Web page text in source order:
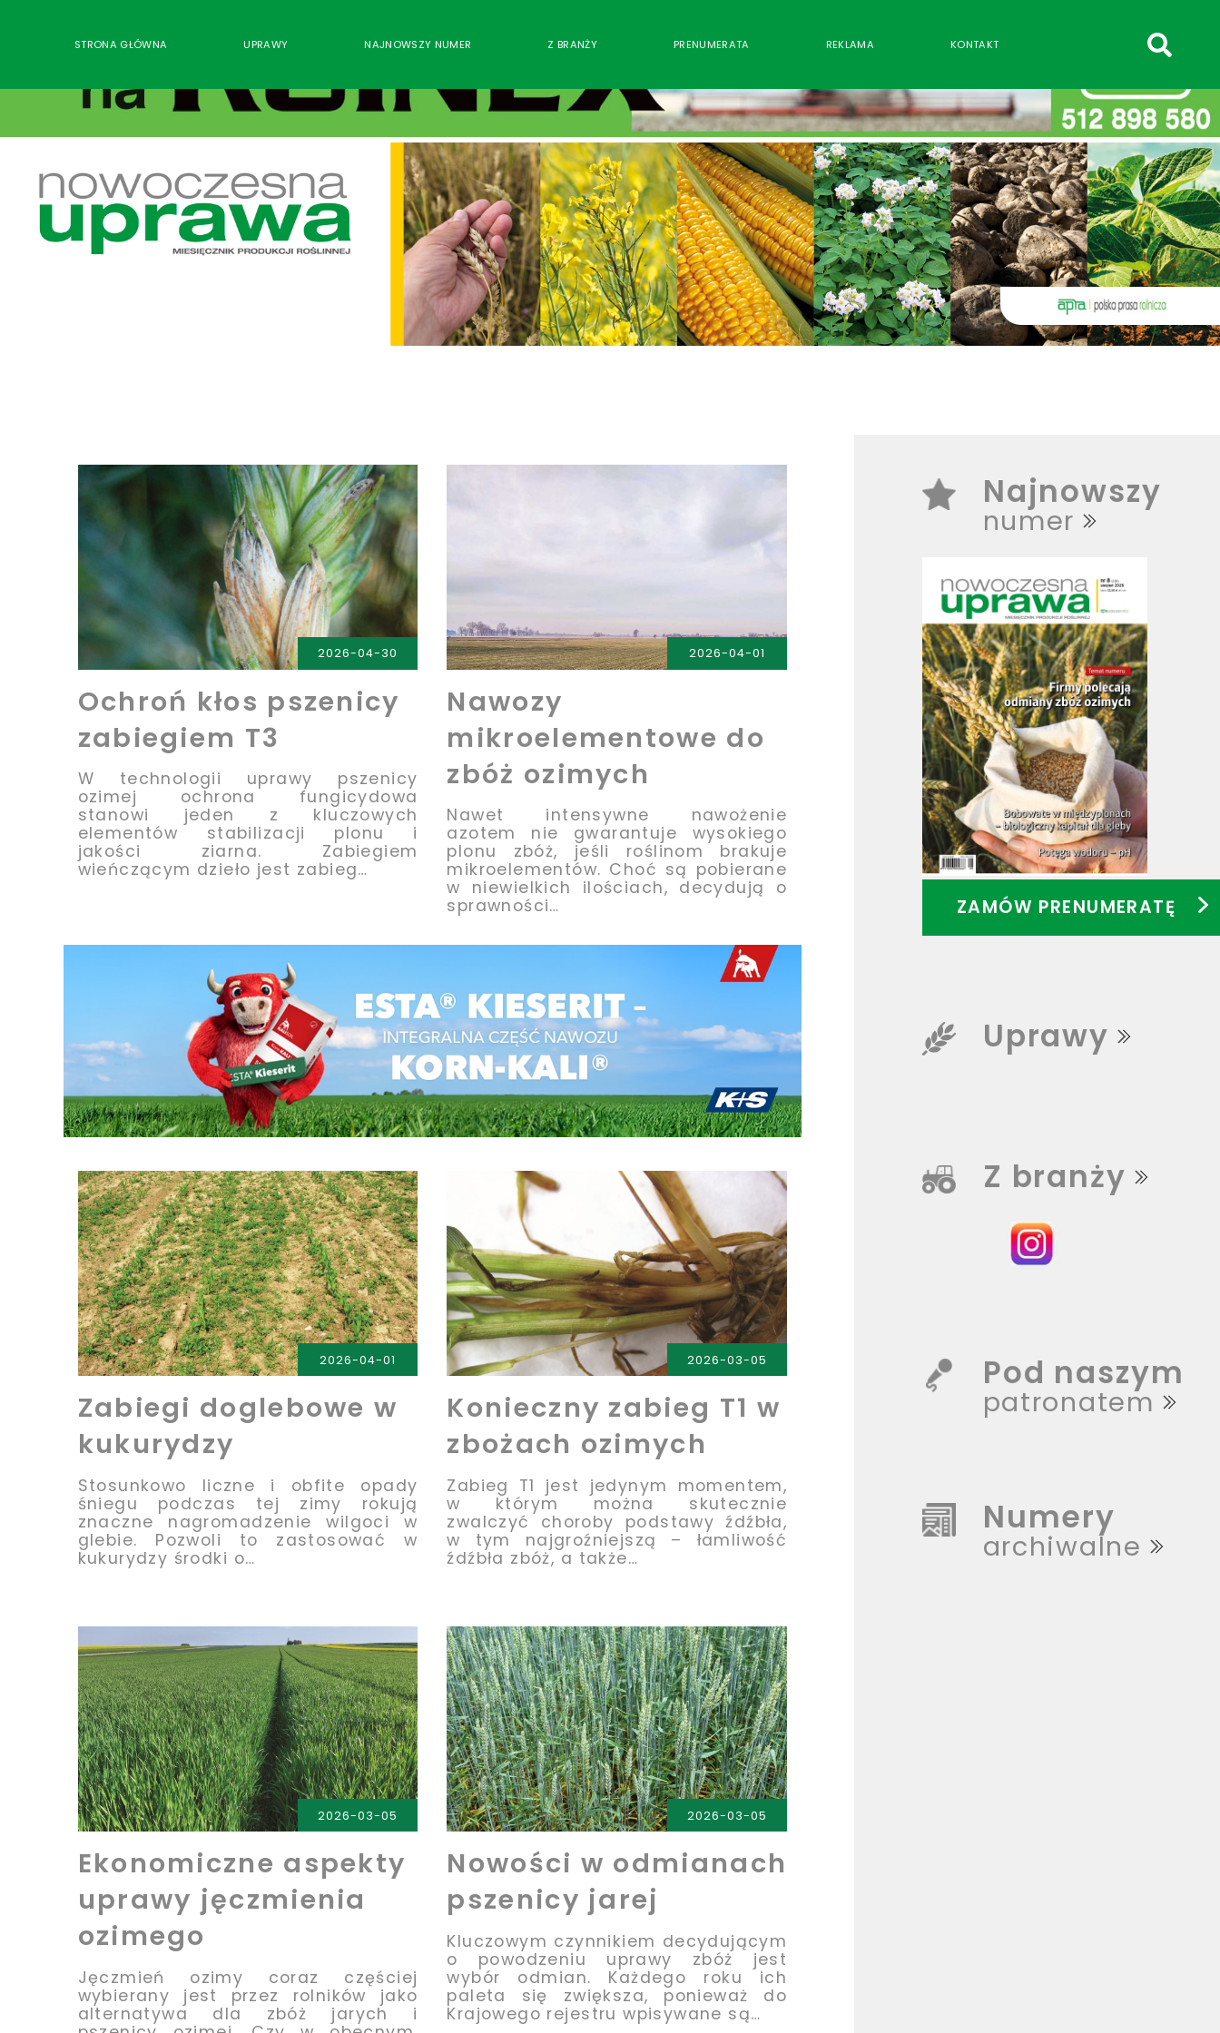
STRONA GŁÓWNA UPRAWY NAJNOWSZY NUMER Z BRANŻY PRENUMERATA REKLAMA KONTAKT
WPISZ CO NAJMNIEJ 3 ZNAKI
2026-04-30
Ochroń kłos pszenicy
zabiegiem T3
W technologii uprawy pszenicy
ozimej ochrona fungicydowa
stanowi jeden z kluczowych
elementów stabilizacji plonu i
jakości ziarna. Zabiegiem
wieńczącym dzieło jest zabieg…
PRZECZYTAJ
2026-04-01
Nawozy
mikroelementowe do
zbóż ozimych
Nawet intensywne nawożenie
azotem nie gwarantuje wysokiego
plonu zbóż, jeśli roślinom brakuje
mikroelementów. Choć są pobierane
w niewielkich ilościach, decydują o
sprawności…
2026-04-01
Zabiegi doglebowe w
kukurydzy
Stosunkowo liczne i obfite opady
śniegu podczas tej zimy rokują
znaczne nagromadzenie wilgoci w
glebie. Pozwoli to zastosować w
kukurydzy środki o…
PRZECZYTAJ
2026-03-05
Konieczny zabieg T1 w
zbożach ozimych
Zabieg T1 jest jedynym momentem,
w którym można skutecznie
zwalczyć choroby podstawy źdźbła,
w tym najgroźniejszą – łamliwość
źdźbła zbóż, a także…
2026-03-05
Ekonomiczne aspekty
uprawy jęczmienia
ozimego
Jęczmień ozimy coraz częściej
wybierany jest przez rolników jako
alternatywa dla zbóż jarych i
PRZECZYTAJ
2026-03-05
Nowości w odmianach
pszenicy jarej
Kluczowym czynnikiem decydującym
o powodzeniu uprawy zbóż jest
wybór odmian. Każdego roku ich
paleta się zwiększa, ponieważ do
Krajowego rejestru wpisywane są…
Najnowszy
numer
ZAMÓW PRENUMERATĘ
Uprawy
Z branży
Pod naszym
patronatem
Numery
archiwalne